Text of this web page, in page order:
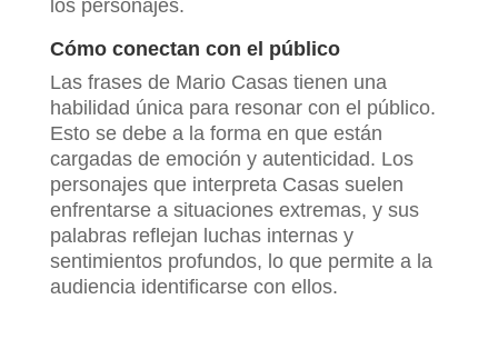
los personajes.
Cómo conectan con el público
Las frases de Mario Casas tienen una
habilidad única para resonar con el público.
Esto se debe a la forma en que están
cargadas de emoción y autenticidad. Los
personajes que interpreta Casas suelen
enfrentarse a situaciones extremas, y sus
palabras reflejan luchas internas y
sentimientos profundos, lo que permite a la
audiencia identificarse con ellos.